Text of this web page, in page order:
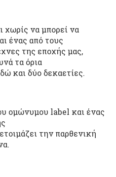
χωρίς να μπορεί να
ένας από τους
της εποχής μας,
τα όρια
και δύο δεκαετίες.
ομώνυμου label και ένας
την παρθενική